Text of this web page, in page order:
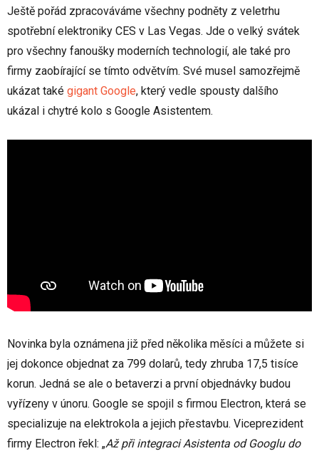
Ještě pořád zpracováváme všechny podněty z veletrhu
spotřební elektroniky CES v Las Vegas. Jde o velký svátek
pro všechny fanoušky moderních technologií, ale také pro
firmy zaobírající se tímto odvětvím. Své musel samozřejmě
ukázat také gigant Google, který vedle spousty dalšího
ukázal i chytré kolo s Google Asistentem.
Novinka byla oznámena již před několika měsíci a můžete si
jej dokonce objednat za 799 dolarů, tedy zhruba 17,5 tisíce
korun. Jedná se ale o betaverzi a první objednávky budou
vyřízeny v únoru. Google se spojil s firmou Electron, která se
specializuje na elektrokola a jejich přestavbu. Viceprezident
firmy Electron řekl: „Až při integraci Asistenta od Googlu do